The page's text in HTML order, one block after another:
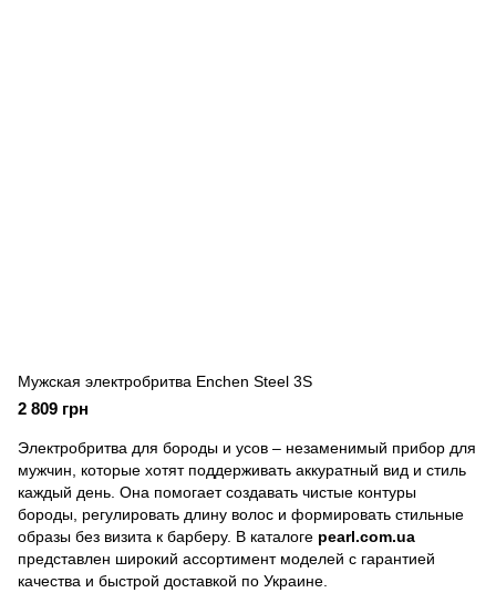
Мужская электробритва Enchen Steel 3S
2 809 грн
Электробритва для бороды и усов – незаменимый прибор для
мужчин, которые хотят поддерживать аккуратный вид и стиль
каждый день. Она помогает создавать чистые контуры
бороды, регулировать длину волос и формировать стильные
образы без визита к барберу. В каталоге pearl.com.ua
представлен широкий ассортимент моделей с гарантией
качества и быстрой доставкой по Украине.